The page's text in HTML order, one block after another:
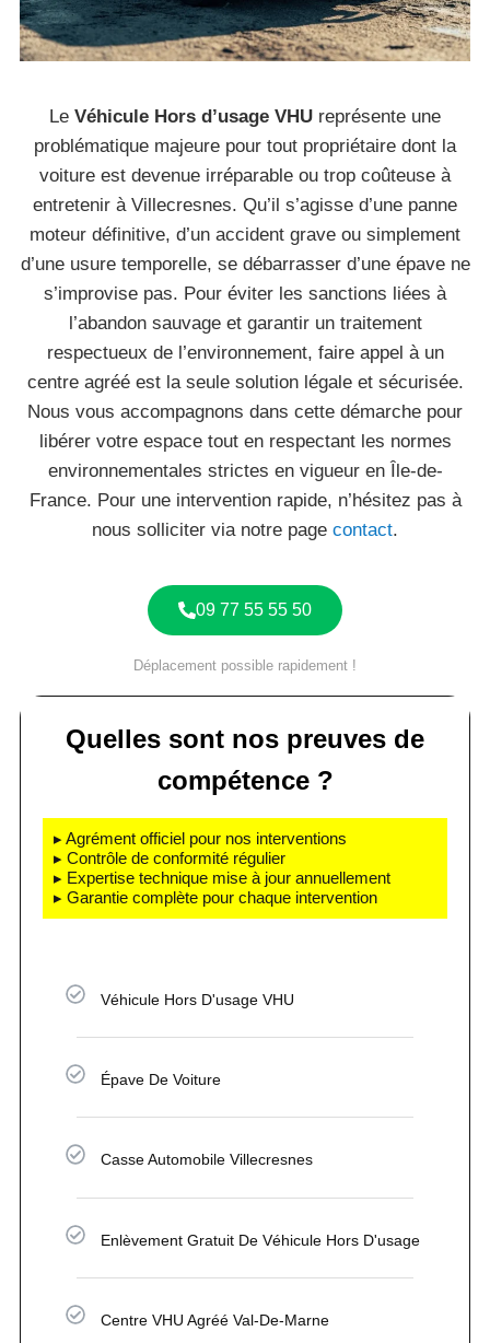
Le Véhicule Hors d’usage VHU représente une
problématique majeure pour tout propriétaire dont la
voiture est devenue irréparable ou trop coûteuse à
entretenir à Villecresnes. Qu’il s’agisse d’une panne
moteur définitive, d’un accident grave ou simplement
d’une usure temporelle, se débarrasser d’une épave ne
s’improvise pas. Pour éviter les sanctions liées à
l’abandon sauvage et garantir un traitement
respectueux de l’environnement, faire appel à un
centre agréé est la seule solution légale et sécurisée.
Nous vous accompagnons dans cette démarche pour
libérer votre espace tout en respectant les normes
environnementales strictes en vigueur en Île-de-
France. Pour une intervention rapide, n’hésitez pas à
nous solliciter via notre page contact.
09 77 55 55 50
Déplacement possible rapidement !
Quelles sont nos preuves de
compétence ?
▸ Agrément officiel pour nos interventions
▸ Contrôle de conformité régulier
▸ Expertise technique mise à jour annuellement
▸ Garantie complète pour chaque intervention
Véhicule Hors D'usage VHU
Épave De Voiture
Casse Automobile Villecresnes
Enlèvement Gratuit De Véhicule Hors D'usage
Centre VHU Agréé Val-De-Marne